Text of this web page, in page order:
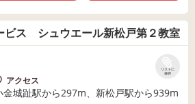
ビス シュウエール新松戸第２教室
リストに
保存
アクセス
金城趾駅から297m、新松戸駅から939m